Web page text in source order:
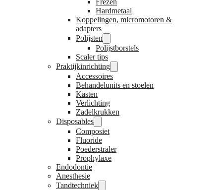
Hardmetaal
Koppelingen, micromotoren &
adapters
Polijsten
Polijstborstels
Scaler tips
Praktijkinrichting
Accessoires
Behandelunits en stoelen
Kasten
Verlichting
Zadelkrukken
Disposables
Composiet
Fluoride
Poederstraler
Prophylaxe
Endodontie
Anesthesie
Tandtechniek